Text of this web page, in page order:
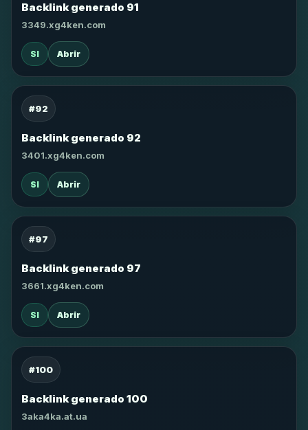
Backlink generado 91
3349.xg4ken.com
SI Abrir
#92
Backlink generado 92
3401.xg4ken.com
SI Abrir
#97
Backlink generado 97
3661.xg4ken.com
SI Abrir
#100
Backlink generado 100
3aka4ka.at.ua